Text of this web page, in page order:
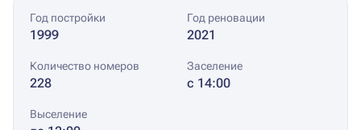
Год постройки
1999
Год реновации
2021
Количество номеров
228
Заселение
с 14:00
Выселение